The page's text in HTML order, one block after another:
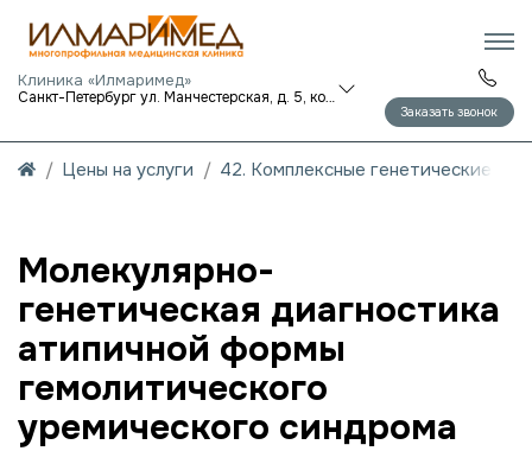
Клиника «Илмаримед»
Санкт-Петербург ул. Манчестерская, д. 5, корп. 1
Заказать звонок
Цены на услуги 42. Комплексные генетические
Молекулярно-
генетическая диагностика
атипичной формы
гемолитического
уремического синдрома